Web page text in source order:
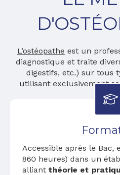
L’ostéopathe est un
diagnostique et traite
digestifs, etc.) sur tous
utilisant exclusivement
Accessible après le Bac,
860 heures) dans un
alliant théorie et